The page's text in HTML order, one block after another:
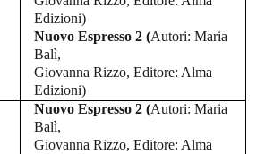
Edizioni)
Nuovo Espresso 2 (Autori: Maria
Balì,
Giovanna Rizzo,Editore: Alma
Edizioni)
Nuovo Espresso 2 (Autori: Maria
Balì,
Giovanna Rizzo,Editore: Alma